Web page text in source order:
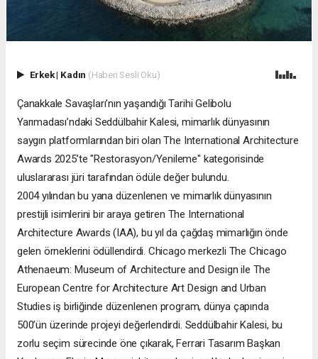
Erkek| Kadın (Haberi Sesli Oku)
Çanakkale Savaşları’nın yaşandığı Tarihi Gelibolu
Yarımadası’ndaki Seddülbahir Kalesi, mimarlık dünyasının
saygın platformlarından biri olan The International Architecture
Awards 2025’te "Restorasyon/Yenileme" kategorisinde
uluslararası jüri tarafından ödüle değer bulundu.
2004 yılından bu yana düzenlenen ve mimarlık dünyasının
prestijli isimlerini bir araya getiren The International
Architecture Awards (IAA), bu yıl da çağdaş mimarlığın önde
gelen örneklerini ödüllendirdi. Chicago merkezli The Chicago
Athenaeum: Museum of Architecture and Design ile The
European Centre for Architecture Art Design and Urban
Studies iş birliğinde düzenlenen program, dünya çapında
500’ün üzerinde projeyi değerlendirdi. Seddülbahir Kalesi, bu
zorlu seçim sürecinde öne çıkarak, Ferrari Tasarım Başkan